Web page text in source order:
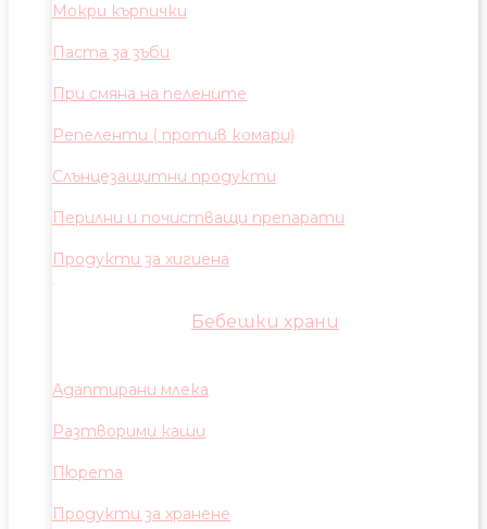
Мокри кърпички
Паста за зъби
При смяна на пелените
Репеленти ( против комари)
Слънцезащитни продукти
Перилни и почистващи препарати
Продукти за хигиена
Бебешки храни
Адаптирани млека
Разтворими каши
Пюрета
Продукти за хранене